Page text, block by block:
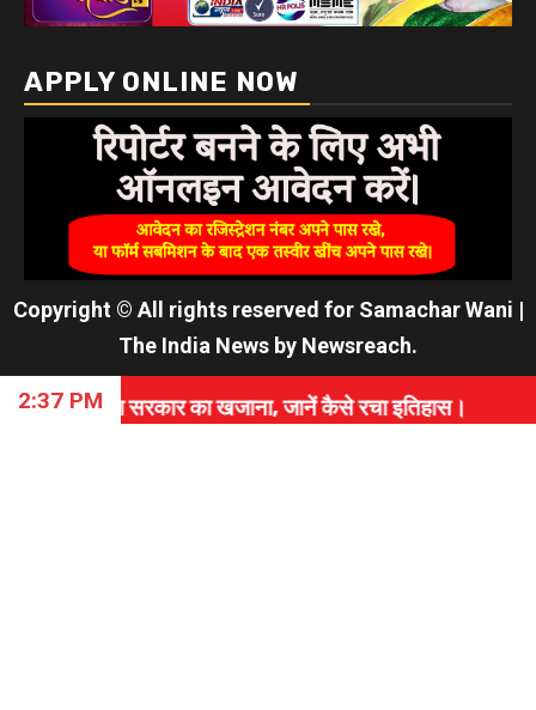
APPLY ONLINE NOW
Copyright © All rights reserved for Samachar Wani |
The India News by Newsreach.
2:37 PM
सरकार का खजाना, जानें कैसे रचा इतिहास। ⇝ PAK